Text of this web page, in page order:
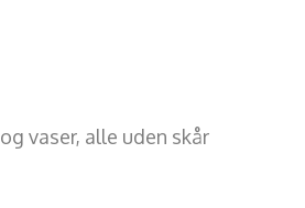
vaser, alle uden skår